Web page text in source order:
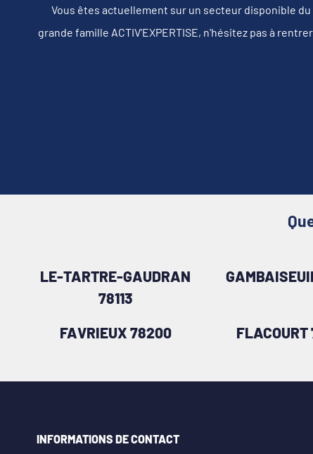
Vous êtes actuellement sur un secteur disponible
grande famille ACTIV'EXPERTISE, n'hésitez pas à
LE-TARTRE-GAUDRAN
78113
FAVRIEUX 78200
INFORMATIONS DE CONTACT